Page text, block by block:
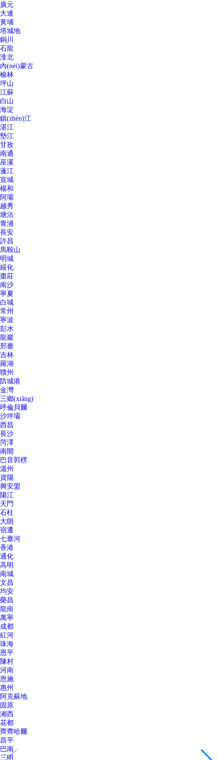
廣元
大連
黃埔
塔城地
銅川
石龍
淮北
內(nèi)蒙古
榆林
坪山
江蘇
白山
海淀
鎮(zhèn)江
湛江
墊江
甘孜
南通
巫溪
蓬江
宣城
楊和
阿壩
越秀
塘沽
青浦
長安
許昌
馬鞍山
明城
綏化
棗莊
南沙
寧夏
白城
常州
寧波
彭水
龍巖
邢臺
吉林
羅湖
贛州
防城港
金灣
三鄉(xiāng)
呼倫貝爾
沙坪壩
西昌
長沙
菏澤
南開
巴音郭楞
溫州
資陽
興安盟
陽江
天門
石柱
大朗
宿遷
七臺河
香港
通化
高明
南城
文昌
均安
榮昌
龍崗
萬寧
成都
紅河
珠海
恩平
陳村
河南
恩施
惠州
阿克蘇地
固原
湘西
花都
齊齊哈爾
昌平
巴南
三明